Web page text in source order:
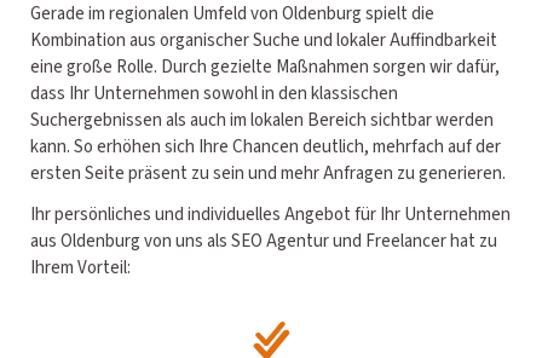
Gerade im regionalen Umfeld von Oldenburg spielt die
Kombination aus organischer Suche und lokaler Auffindbarkeit
eine große Rolle. Durch gezielte Maßnahmen sorgen wir dafür,
dass Ihr Unternehmen sowohl in den klassischen
Suchergebnissen als auch im lokalen Bereich sichtbar werden
kann. So erhöhen sich Ihre Chancen deutlich, mehrfach auf der
ersten Seite präsent zu sein und mehr Anfragen zu generieren.
Ihr persönliches und individuelles Angebot für Ihr Unternehmen
aus Oldenburg von uns als SEO Agentur und Freelancer hat zu
Ihrem Vorteil: